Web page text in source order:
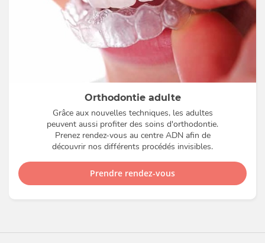
Orthodontie adulte
Grâce aux nouvelles techniques, les adultes
peuvent aussi profiter des soins d'orthodontie.
Prenez rendez-vous au centre ADN afin de
découvrir nos différents procédés invisibles.
Prendre rendez-vous